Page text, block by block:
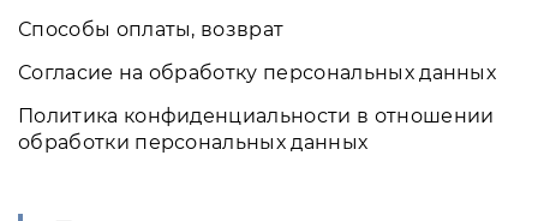
Способы оплаты, возврат
Согласие на обработку персональных данных
Политика конфиденциальности в отношении
обработки персональных данных